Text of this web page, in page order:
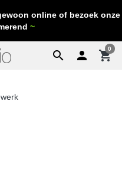
online of bezoek onze
~
search  shopping_cart
0